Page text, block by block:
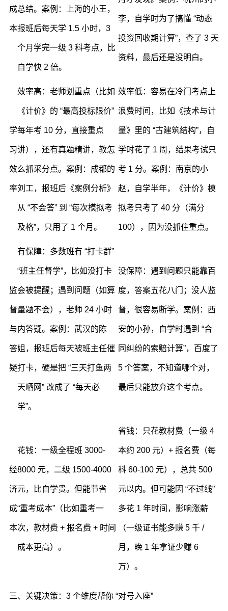
成
本
总结。案例：上海的小王，
报班后每天学 1.5 小时，3
个月学完一级 3 科考点，比
自学快 2 倍。
李，自学时为了搞懂 “动态
投资回收期计算”，查了 3 天
资料，最后还是没明白。
学
习
效
率
效率高：老师划重点（比如
《计价》的 “最高投标限价”
每年考 10 分，直接重点
讲），还有真题精讲，教怎
么抓采分点。案例：成都的
刘工，报班后《案例分析》
从 “不会答” 到 “每次模拟考
及格”，只用了 1 个月。
效率低：容易在冷门考点上
浪费时间，比如《技术与计
量》里的 “古建筑结构”，自
学时花了 1 周，结果考试只
考 1 分。案例：南京的小
赵，自学半年，《计价》模
拟考只考了 40 分（满分
100），因为没抓住重点。
监
督
与
答
疑
有保障：多数班有 “打卡群”
“班主任督学”，比如没打卡
会被提醒；遇到问题（如算
量题不会），老师 24 小时
内答疑。案例：武汉的陈
姐，报班后每天被班主任催
打卡，硬是把 “三天打鱼两
天晒网” 改成了 “每天必
学”。
没保障：遇到问题只能靠百
度，答案五花八门；没人监
督，很容易断学。案例：西
安的小孙，自学时遇到 “合
同纠纷的索赔计算”，百度了
5 个答案，不知道哪个对，
最后只能放弃这个考点。
经
济
成
本
花钱：一级全程班 3000-
8000 元，二级 1500-4000
元，比自学贵。但能节省
“重考成本”（比如重考一
次，教材费 + 报名费 + 时间
成本更高）。
省钱：只花教材费（一级 4
本约 200 元）+ 报名费（每
科 60-100 元），总共 500
元以内。但可能因 “不过线”
多花 1 年时间，影响涨薪
（一级证书能多赚 5 千 /
月，晚 1 年拿证少赚 6
万）。
三、关键决策：3 个维度帮你 “对号入座”